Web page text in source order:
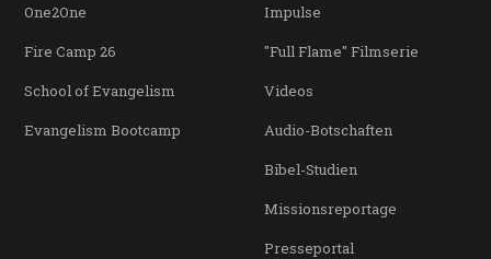
One2One
Fire Camp 26
School of Evangelism
Evangelism Bootcamp
Impulse
"Full Flame" Filmserie
Videos
Audio-Botschaften
Bibel-Studien
Missionsreportage
Presseportal